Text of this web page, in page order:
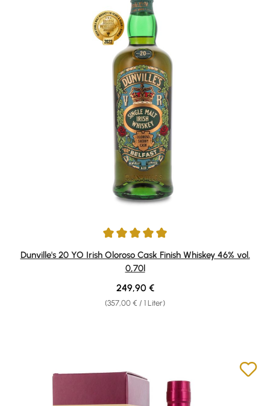
Durchschnittliche Bewertung von 5 von 5 Sternen
Dunville's 20 YO Irish Oloroso Cask Finish Whiskey 46% vol.
0,70l
(357,00 € / 1 Liter)
Regulärer Preis:
249,90 €